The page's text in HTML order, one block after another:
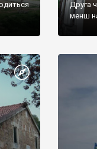
Друга
менш